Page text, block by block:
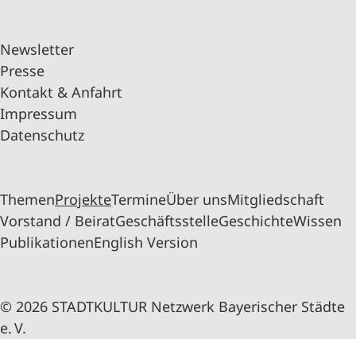
Newsletter
Presse
Kontakt & Anfahrt
Impressum
Datenschutz
ThemenProjekteTermineÜber unsMitgliedschaft
Vorstand / BeiratGeschäftsstelleGeschichteWissen
PublikationenEnglish Version
© 2026 STADTKULTUR Netzwerk Bayerischer Städte
e. V.